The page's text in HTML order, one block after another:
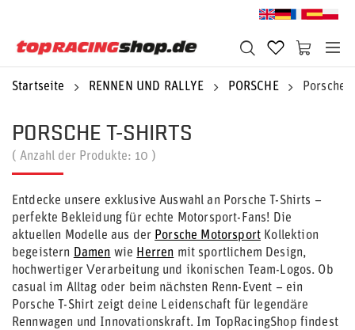
Startseite RENNEN UND RALLYE PORSCHE Porsche
PORSCHE T-SHIRTS
( Anzahl der Produkte: 10 )
Entdecke unsere exklusive Auswahl an Porsche T-Shirts –
perfekte Bekleidung für echte Motorsport-Fans! Die
aktuellen Modelle aus der Porsche Motorsport Kollektion
begeistern Damen wie Herren mit sportlichem Design,
hochwertiger Verarbeitung und ikonischen Team-Logos. Ob
casual im Alltag oder beim nächsten Renn-Event – ein
Porsche T-Shirt zeigt deine Leidenschaft für legendäre
Rennwagen und Innovationskraft. Im TopRacingShop findest